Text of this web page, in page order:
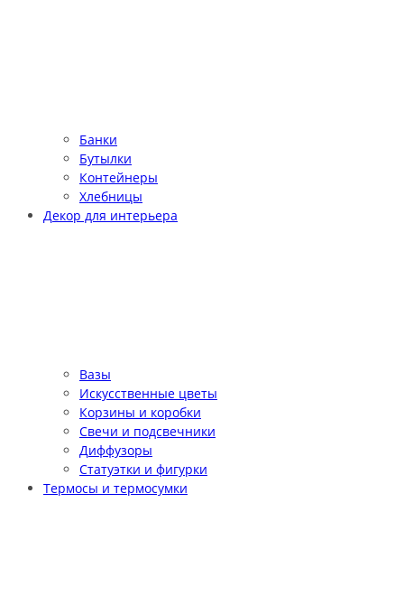
Банки
Бутылки
Контейнеры
Хлебницы
Декор для интерьера
Вазы
Искусственные цветы
Корзины и коробки
Свечи и подсвечники
Диффузоры
Статуэтки и фигурки
Термосы и термосумки